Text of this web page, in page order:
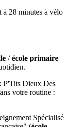
à 28 minutes à vélo
/école primaire
P'Tits Dieux Des
votre routine :
Spécialisé